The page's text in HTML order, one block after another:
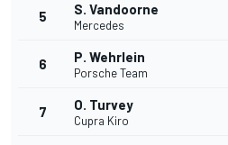
5 S. Vandoorne
Mercedes
6 P. Wehrlein
Porsche Team
7 O. Turvey
Cupra Kiro